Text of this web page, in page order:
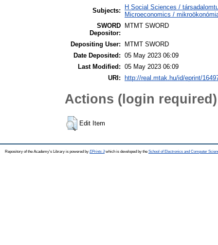
Subjects:
H Social Sciences /
Microeconomics /
SWORD
Depositor:
MTMT SWORD
Depositing User:
MTMT SWORD
Date Deposited: 05 May 2023 06:09
Last Modified: 05 May 2023 06:09
URI:
http://real.mtak.hu/id/eprint/
Actions (login required)
Edit Item
Repository of the Academy's Library is powered by EPrints 3which is developed by the School of Electronics and Computer